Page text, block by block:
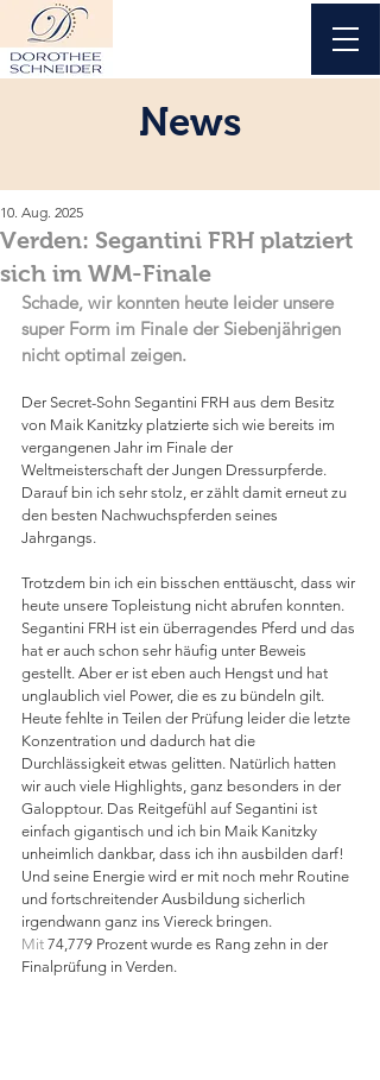
News
Verden: Segantini FRH platziert
sich im WM-Finale
10. Aug. 2025
Schade, wir konnten heute leider unsere
super Form im Finale der Siebenjährigen
nicht optimal zeigen.
Der Secret-Sohn Segantini FRH aus dem Besitz
von Maik Kanitzky platzierte sich wie bereits im
vergangenen Jahr im Finale der
Weltmeisterschaft der Jungen Dressurpferde.
Darauf bin ich sehr stolz, er zählt damit erneut zu
den besten Nachwuchspferden seines
Jahrgangs.
Trotzdem bin ich ein bisschen enttäuscht, dass wir
heute unsere Topleistung nicht abrufen konnten.
Segantini FRH ist ein überragendes Pferd und das
hat er auch schon sehr häufig unter Beweis
gestellt. Aber er ist eben auch Hengst und hat
unglaublich viel Power, die es zu bündeln gilt.
Heute fehlte in Teilen der Prüfung leider die letzte
Konzentration und dadurch hat die
Durchlässigkeit etwas gelitten. Natürlich hatten
wir auch viele Highlights, ganz besonders in der
Galopptour. Das Reitgefühl auf Segantini ist
einfach gigantisch und ich bin Maik Kanitzky
unheimlich dankbar, dass ich ihn ausbilden darf!
Und seine Energie wird er mit noch mehr Routine
und fortschreitender Ausbildung sicherlich
irgendwann ganz ins Viereck bringen.
Mit 74,779 Prozent wurde es Rang zehn in der
Finalprüfung in Verden.